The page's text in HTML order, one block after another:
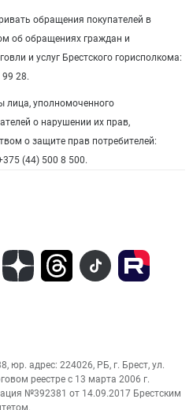
обращения покупателей в
об обращениях граждан и
и услуг Брестского горисполкома:
28.
лица, уполномоченного
о нарушении их прав,
о защите прав потребителей:
(44) 500 8 500.
юр. адрес: 224026, РБ, г. Брест, ул.
реестре с 13 марта 2006 г.
№392381 от 14.09.2017 Брестским